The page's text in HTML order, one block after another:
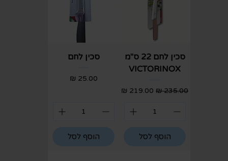
סכין לחם 22 ס"מ
VICTORINOX
מחיר רגיל מחיר מבצע
הוסף לסל
סכין לחם
מחיר
הוסף לסל